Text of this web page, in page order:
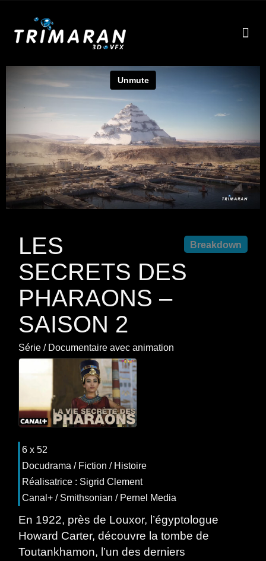
Breakdown
LES
SECRETS DES
PHARAONS –
SAISON 2
Série / Documentaire avecanimation
6 x 52
Docudrama / Fiction / Histoire
Réalisatrice : Sigrid Clement
Canal+ / Smithsonian / Pernel Media
En 1922, près de Louxor, l’égyptologue
Howard Carter, découvre la tombe de
Toutankhamon, l’un des derniers